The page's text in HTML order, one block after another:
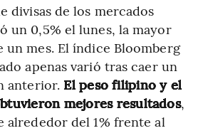
divisas de los mercados
un 0,5% el lunes, la mayor
un mes. El índice Bloomberg
apenas varió tras caer un
anterior. El peso filipino y el
mejores resultados,
alrededor del 1% frente al